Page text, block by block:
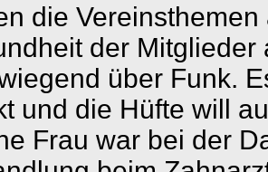
die
der
über Funk.
und die Hüfte will
Frau war bei der